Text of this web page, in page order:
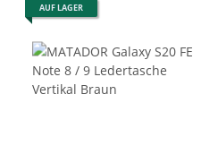
AUF LAGER